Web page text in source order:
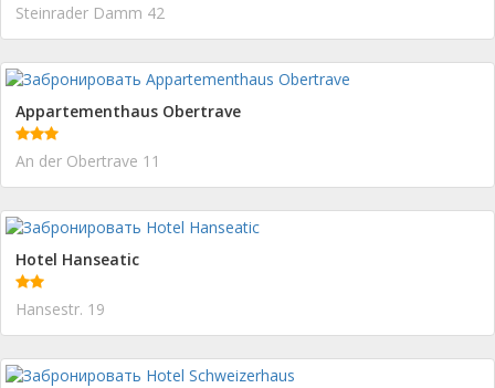
Steinrader Damm 42
Appartementhaus Obertrave
An der Obertrave 11
Hotel Hanseatic
Hansestr. 19